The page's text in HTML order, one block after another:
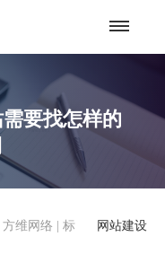
要找怎样的
网站建设
维网络
标